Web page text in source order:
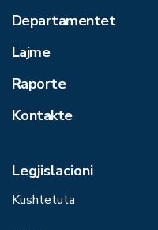
Departamentet
Lajme
Raporte
Kontakte
Legjislacioni
Kushtetuta